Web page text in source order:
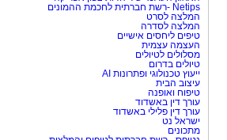
Netips -רשת חברתית לחכמת ההמונים
המלצה לסרט
המלצה לסדרה
טיפים ליחסים אישיים
העצמה עצמית
מסלולים לטיולים
טיולים בדרום
ייעוץ טכנולוגי ופתרונות AI
עיצוב הבית
טיפוח ואופנה
עורך דין באשדוד
עורך דין פלילי באשדוד
ישראל נט
מתכונים